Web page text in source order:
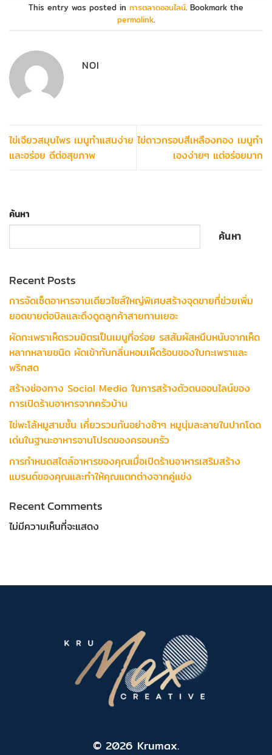
This entry was posted in การตลาดออนไลน์. Bookmark the
permalink.
NOI
ไข่เจียวสมุนไพร เมนูทำแสนง่าย
และอร่อย ดีต่อสุขภาพ
ไข่ดาวกรอบสีเหลืองทอง เมนูทำ
เองง่ายๆ แต่อร่อยมาก
ค้นหา
ค้นหา
Recent Posts
การจัดเซ็ตอาหารจานเดียวไซส์ใหญ่พิเศษสร้างจุดขายที่ช่วยเพิ่ม
ยอดขายต่อบิลและดึงดูดลูกค้าสายทานเยอะ
ผัดกะเพราเห็ดรวมมิตรเป็นเมนูที่อร่อย รสสัมผัสหนึบหนับจากเห็ด
หลากหลายชนิด ผัดเข้ากับกลิ่นหอมเผ็ดร้อนของใบกะเพราและ
พริกสด
สร้างช่องทาง Social Media ในการสร้างตัวตนออนไลน์ของ
การเปิดร้านอาหารจากครัวบ้าน
ไข่พะโล้หมูสามชั้น เคี่ยวรวมกันอย่างช้าๆ หมูนุ่มละลายในปากโดด
เด่นในฐานะอาหารจานโปรดของครอบครัว
การกำหนดสไตล์อาหารของคุณเมื่อเปิดร้านอาหารเสริมสร้าง
แบรนด์ของคุณและทำให้คุณแตกต่างจากคู่แข่ง
Recent Comments
ไม่มีความเห็นที่จะแสดง
© 2026 Krumax.